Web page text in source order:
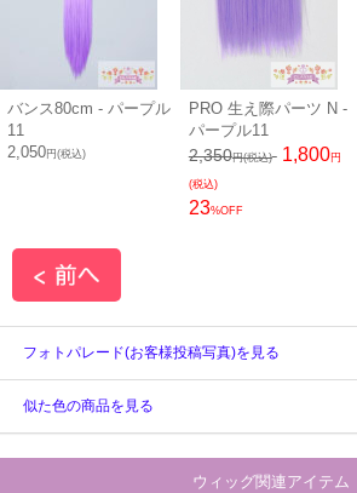
バンス80cm - パープル
11
2,050円(税込)
PRO 生え際パーツ N -
パープル11
2,350円(税込) 1,800円
(税込)
23%OFF
フォトパレード(お客様投稿写真)を見る
似た色の商品を見る
ウィッグ関連アイテム